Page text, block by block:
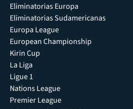
Eliminatorias Europa
Eliminatorias Sudamericanas
Europa League
European Championship
Kirin Cup
La Liga
Ligue 1
Nations League
Premier League